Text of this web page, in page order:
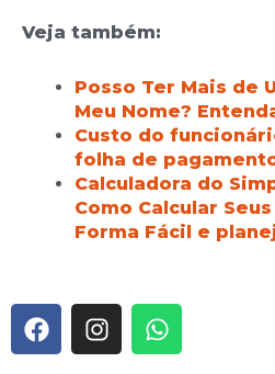
Veja também:
Posso Ter Mais de
Meu Nome?
Custo do
folha de
Calculadora do
Como Calcular
Forma Fácil e
F
a
I
n
W
h